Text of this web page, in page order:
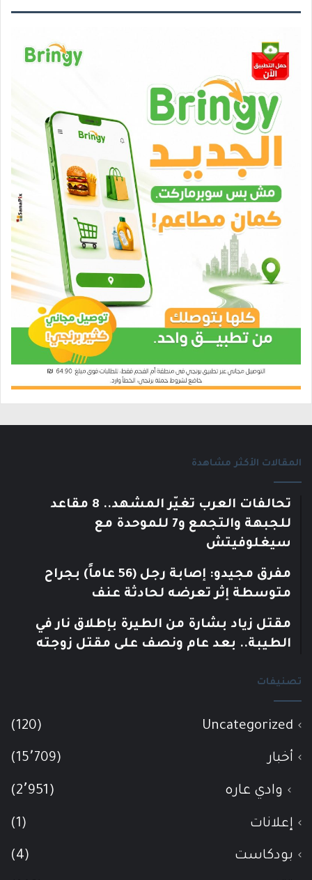
المقالات الأكثر مشاهدة
تحالفات العرب تغيّر المشهد.. 8 مقاعد
للجبهة والتجمع و7 للموحدة مع
سيغلوفيتش
مفرق مجيدو: إصابة رجل (56 عاماً) بجراح
متوسطة إثر تعرضه لحادثة عنف
مقتل زياد بشارة من الطيرة بإطلاق نار في
الطيبة.. بعد عام ونصف على مقتل زوجته
تصنيفات
Uncategorized
(120)
أخبار (15٬709)
وادي عاره (2٬951)
إعلانات (1)
بودكاست (4)